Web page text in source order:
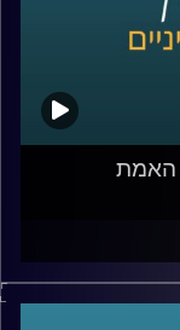
האמת
מביתו צעיר אמריקני